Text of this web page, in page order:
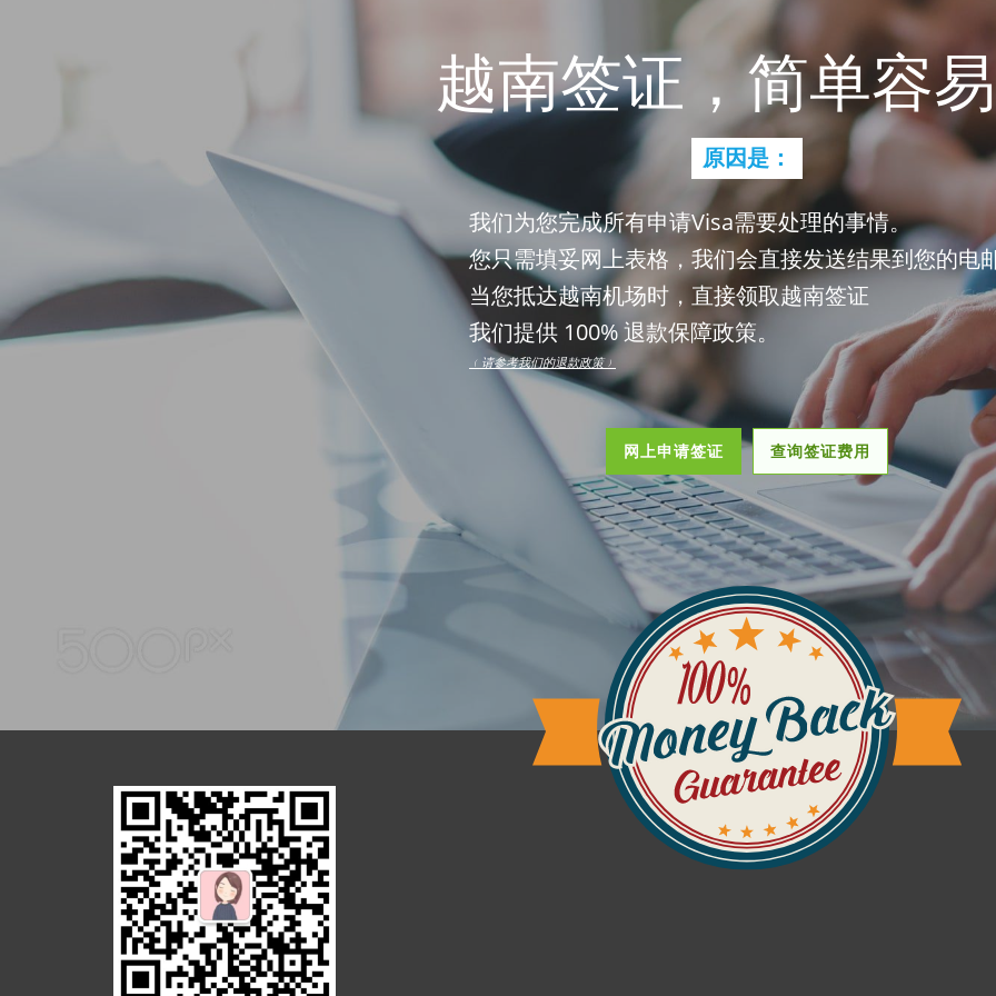
越南签证，简单容
原因是：
我们为您完成所有申请Visa需要处理的事情。
您只需填妥网上表格，我们会直接发送结果到您的电
当您抵达越南机场时，直接领取越南签证
我们提供 100% 退款保障政策。
﹙请参考我们的退款政策﹚
网上申请签证 查询签证费用